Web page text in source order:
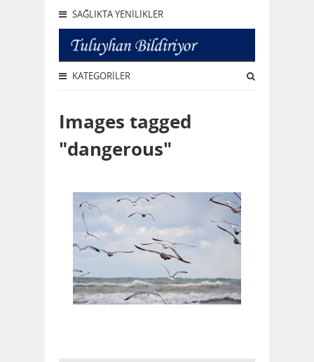
SAĞLIKTA YENILIKLER
KATEGORILER
Images tagged
"dangerous"